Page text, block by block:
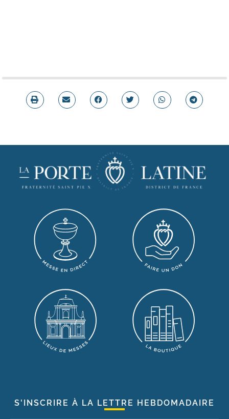
S'INSCRIRE À LA LETTRE HEBDOMADAIRE